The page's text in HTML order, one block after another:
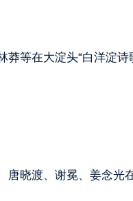
莽等在大淀头“白洋淀诗
唐晓渡、谢冕、姜念光